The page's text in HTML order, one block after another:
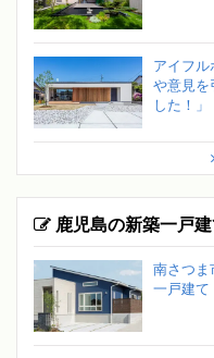
アイフル
や意見を
した！」
鹿児島の新築一戸
南さつま
一戸建て